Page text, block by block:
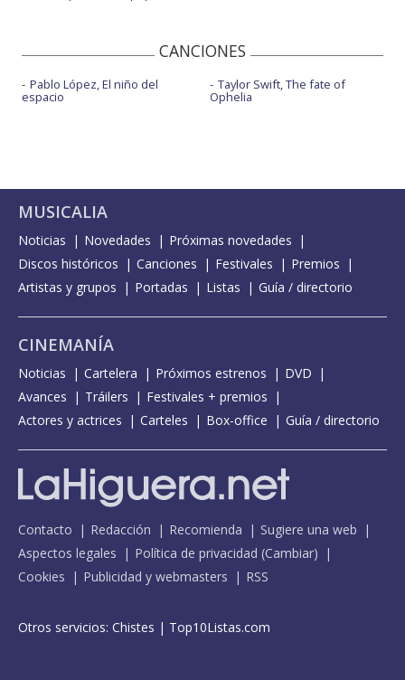
CANCIONES
Pablo López, El niño del
espacio
Taylor Swift, The fate of
Ophelia
MUSICALIA
Noticias Novedades
Próximas novedades
Discos históricos
Canciones Festivales
Premios
Artistas y grupos
Portadas Listas Guía / directorio
CINEMANÍA
Noticias Cartelera Próximos estrenos
DVD
Avances
Tráilers
Festivales + premios
Actores y actrices
Carteles Box-office Guía / directorio
Contacto Redacción Recomienda
Sugiere una web
Aspectos legales
Política de privacidad (Cambiar)
Cookies
Publicidad y webmasters RSS
Otros servicios: Chistes | Top10Listas.com